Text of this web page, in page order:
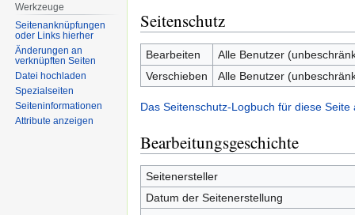
Seitenschutz
Bearbeiten
Alle Benutzer
Verschieben
Alle Benutzer
Das Seitenschutz-Logbuch für diese Seite
Bearbeitungsgeschichte
Seitenersteller
Datum der Seitenerstellung
Werkzeuge
Seitenanknüpfungen
oder Links hierher
Änderungen an
verknüpften Seiten
Datei hochladen
Spezialseiten
Seiten­informationen
Attribute anzeigen